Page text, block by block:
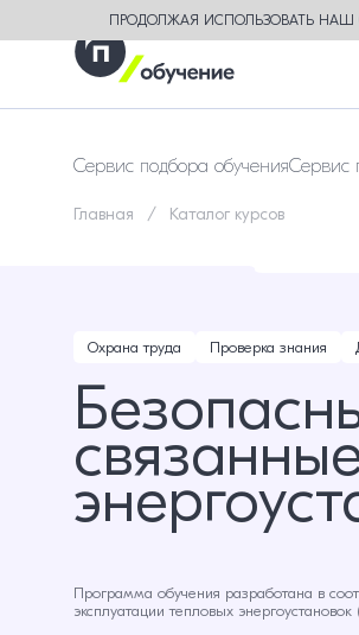
ПРОДОЛЖАЯ ИСПОЛЬЗОВАТЬ НАШ
Сервис подбора обученияСервис
Главная Каталог курсов
Охрана труда Проверка знания
Программа обучения разработана в
эксплуатации тепловых